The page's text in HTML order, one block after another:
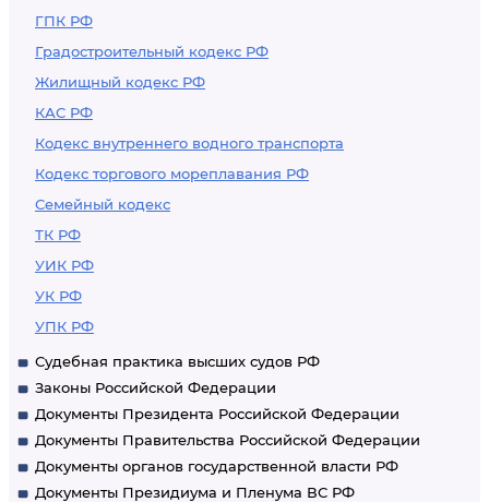
ГПК РФ
Градостроительный кодекс РФ
Жилищный кодекс РФ
КАС РФ
Кодекс внутреннего водного транспорта
Кодекс торгового мореплавания РФ
Семейный кодекс
ТК РФ
УИК РФ
УК РФ
УПК РФ
Судебная практика высших судов РФ
Законы Российской Федерации
Документы Президента Российской Федерации
Документы Правительства Российской Федерации
Документы органов государственной власти РФ
Документы Президиума и Пленума ВС РФ